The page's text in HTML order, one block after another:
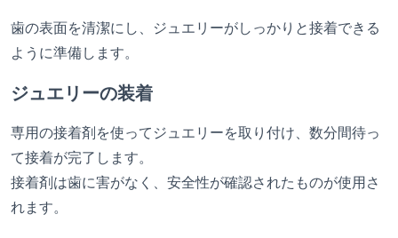
歯の表面を清潔にし、ジュエリーがしっかりと接着できる
ように準備します。
ジュエリーの装着
専用の接着剤を使ってジュエリーを取り付け、数分間待っ
て接着が完了します。
接着剤は歯に害がなく、安全性が確認されたものが使用さ
れます。